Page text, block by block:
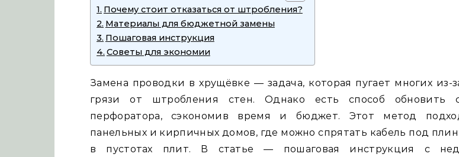
Почему стоит отказаться от штробления?
Материалы для бюджетной замены
Пошаговая инструкция
Советы для экономии
Замена проводки в хрущёвке — задача, которая пугает многих из-
грязи от штробления стен. Однако есть способ обновить
перфоратора, сэкономив время и бюджет. Этот метод
панельных и кирпичных домов, где можно спрятать кабель под
в пустотах плит. В статье — пошаговая инструкция с